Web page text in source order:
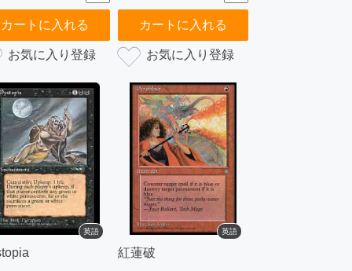
カートに入れる カートに入れる
英語 英語
紅蓮破